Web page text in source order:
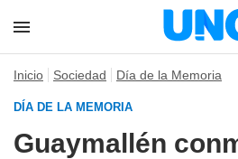
Inicio Sociedad Día de la Memoria
DÍA DE LA MEMORIA
Guaymallén